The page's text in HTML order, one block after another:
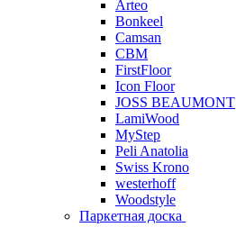
Arteo
Bonkeel
Camsan
CBM
FirstFloor
Icon Floor
JOSS BEAUMONT
LamiWood
MyStep
Peli Anatolia
Swiss Krono
westerhoff
Woodstyle
Паркетная доска